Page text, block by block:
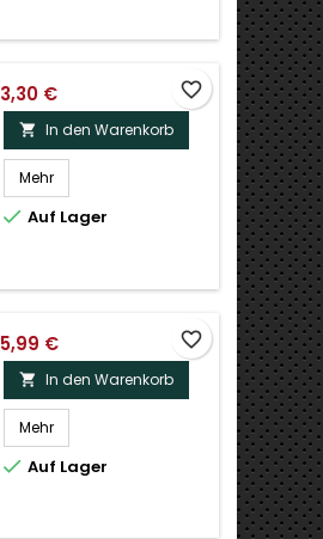
3,30 €
 In den Warenkorb
Mehr
 Auf Lager
favorite_border
5,99 €
 In den Warenkorb
Mehr
 Auf Lager
favorite_border